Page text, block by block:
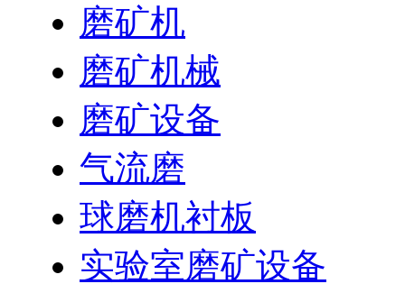
磨矿机
磨矿机械
磨矿设备
气流磨
球磨机衬板
实验室磨矿设备